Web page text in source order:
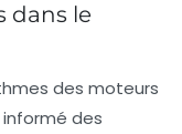
dans le
des moteurs
des